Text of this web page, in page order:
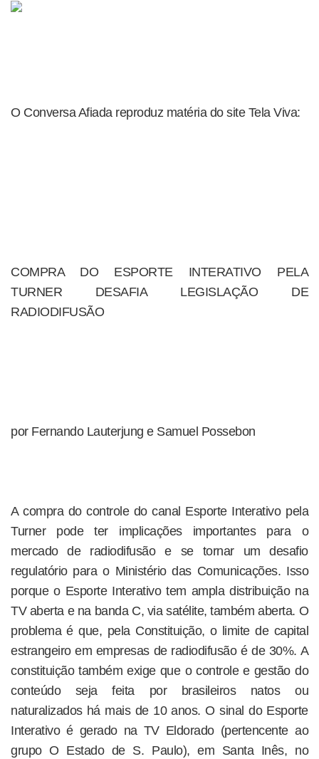
O Conversa Afiada reproduz matéria do site Tela Viva:
COMPRA DO ESPORTE INTERATIVO PELA
TURNER DESAFIA LEGISLAÇÃO DE
RADIODIFUSÃO
por Fernando Lauterjung e Samuel Possebon
A compra do controle do canal Esporte Interativo pela
Turner pode ter implicações importantes para o
mercado de radiodifusão e se tornar um desafio
regulatório para o Ministério das Comunicações. Isso
porque o Esporte Interativo tem ampla distribuição na
TV aberta e na banda C, via satélite, também aberta. O
problema é que, pela Constituição, o limite de capital
estrangeiro em empresas de radiodifusão é de 30%. A
constituição também exige que o controle e gestão do
conteúdo seja feita por brasileiros natos ou
naturalizados há mais de 10 anos. O sinal do Esporte
Interativo é gerado na TV Eldorado (pertencente ao
grupo O Estado de S. Paulo), em Santa Inês, no